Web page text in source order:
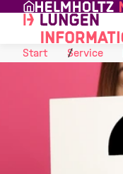
Skip to Content
Start
Service